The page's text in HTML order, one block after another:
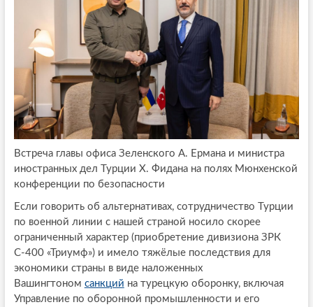
Встреча главы офиса Зеленского А. Ермана и министра
иностранных дел Турции Х. Фидана на полях Мюнхенской
конференции по безопасности
Если говорить об альтернативах, сотрудничество Турции
по военной линии с нашей страной носило скорее
ограниченный характер (приобретение дивизиона ЗРК
С-400 «Триумф») и имело тяжёлые последствия для
экономики страны в виде наложенных
Вашингтоном санкций на турецкую оборонку, включая
Управление по оборонной промышленности и его